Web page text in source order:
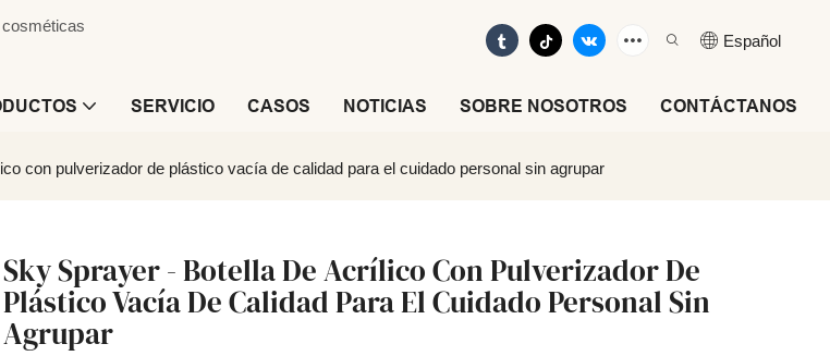
Español
SERVICIO CASOS NOTICIAS SOBRE NOSOTROS CONTÁCTANOS
con pulverizador de plástico vacía de calidad para el cuidado personal sin agrupar
Sky Sprayer - Botella De Acrílico Con Pulverizador De
Plástico Vacía De Calidad Para El Cuidado Personal Sin
Agrupar